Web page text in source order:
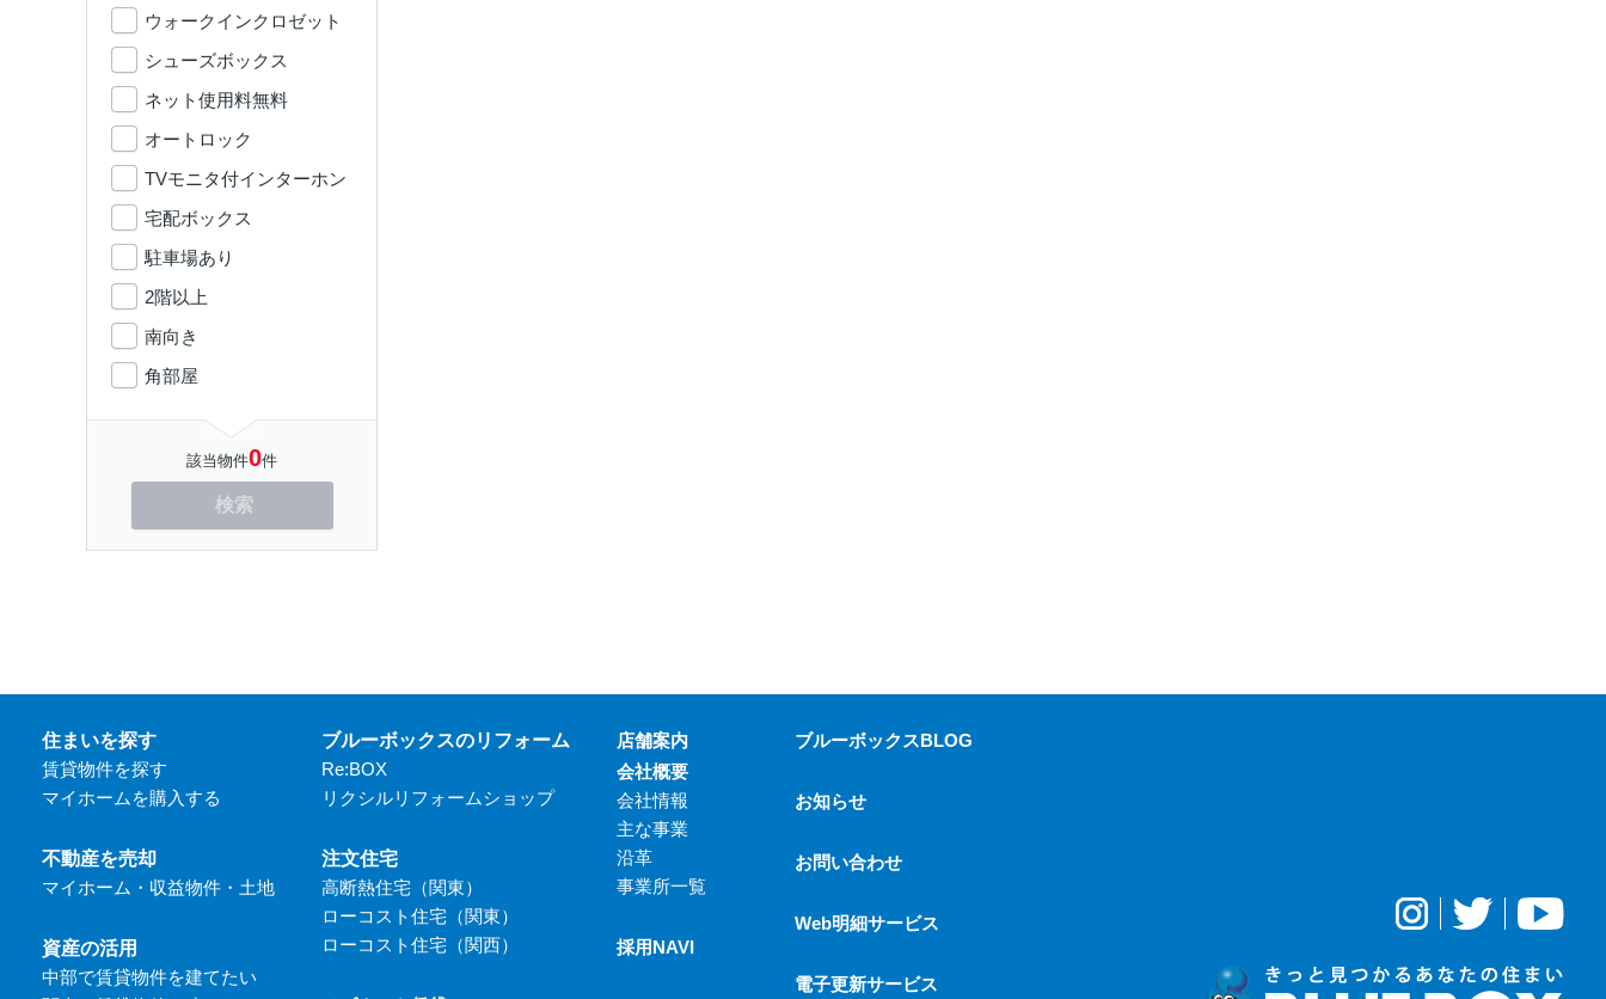
ウォークインクロゼット
シューズボックス
ネット使用料無料
オートロック
TVモニタ付インターホン
宅配ボックス
駐車場あり
2階以上
南向き
角部屋
該当物件0件
検索
住まいを探す
賃貸物件を探す
マイホームを購入する
不動産を売却
マイホーム・収益物件・土地
資産の活用
中部で賃貸物件を建てたい
ブルーボックスのリフォーム
Re:BOX
リクシルリフォームショップ
注文住宅
高断熱住宅（関東）
ローコスト住宅（関東）
ローコスト住宅（関西）
店舗案内
会社概要
会社情報
主な事業
沿革
事業所一覧
採用NAVI
ブルーボックスBLOG
お知らせ
お問い合わせ
Web明細サービス
電子更新サービス